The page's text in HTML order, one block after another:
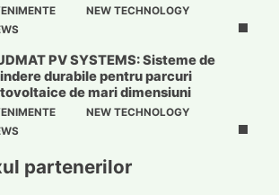
NEW TECHNOLOGY
PV SYSTEMS: Sisteme de
durabile pentru parcuri
de mari dimensiuni
NEW TECHNOLOGY
partenerilor